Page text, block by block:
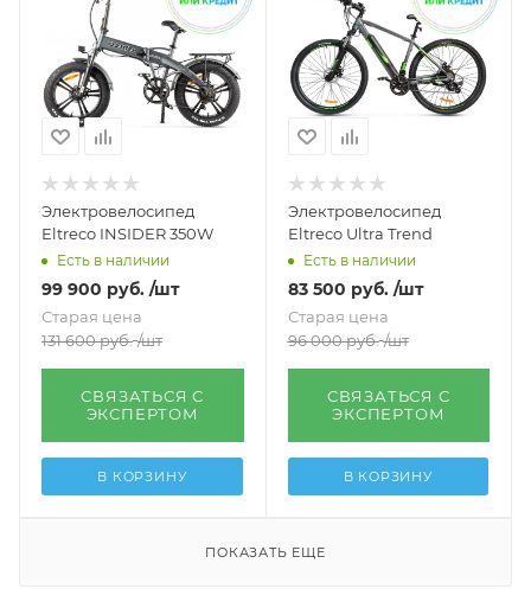
Электровелосипед
Eltreco INSIDER 350W
Есть в наличии
99 900 руб. /шт
Старая цена
131 600руб. /шт
СВЯЗАТЬСЯ С
ЭКСПЕРТОМ
В КОРЗИНУ
Электровелосипед
Eltreco Ultra Trend
Есть в наличии
83 500 руб. /шт
Старая цена
96 000руб. /шт
СВЯЗАТЬСЯ С
ЭКСПЕРТОМ
В КОРЗИНУ
ПОКАЗАТЬ ЕЩЕ